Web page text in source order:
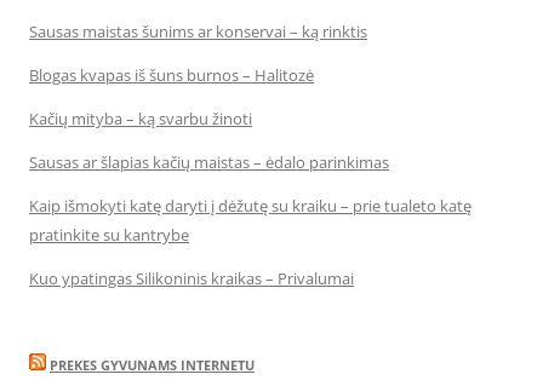
Sausas maistas šunims ar konservai – ką rinktis
Blogas kvapas iš šuns burnos – Halitozė
Kačių mityba – ką svarbu žinoti
Sausas ar šlapias kačių maistas – ėdalo parinkimas
Kaip išmokyti katę daryti į dėžutę su kraiku – prie tualeto katę
pratinkite su kantrybe
Kuo ypatingas Silikoninis kraikas – Privalumai
PREKES GYVUNAMS INTERNETU